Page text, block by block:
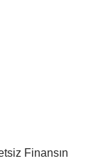
Finansın